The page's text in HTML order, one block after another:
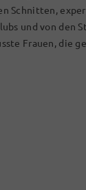
Schnitten,
und von
Frauen, die